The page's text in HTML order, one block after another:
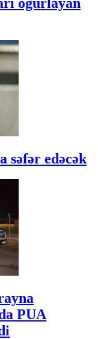
səfər edəcək
PUA